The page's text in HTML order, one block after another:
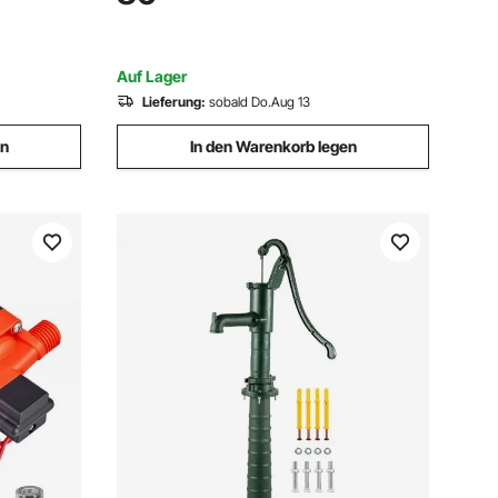
Ideal
& Innengewinde, für Wohnmobil, Marine
Auf Lager
Lieferung: sobald Do.Aug 13
In den Warenkorb legen